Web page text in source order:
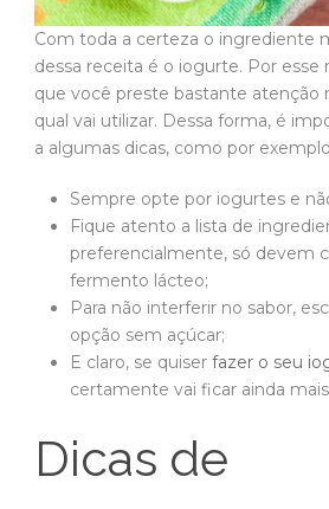
Com toda a certeza o ingrediente
dessa receita é o iogurte. Por esse
que você preste bastante atenção
qual vai utilizar. Dessa forma, é
a algumas dicas, como por
Sempre opte por iogurtes e
Fique atento a lista de
preferencialmente, só devem
fermento lácteo;
Para não interferir no sabor,
opção sem açúcar;
E claro, se quiser fazer o seu
certamente vai ficar ainda
Dicas de